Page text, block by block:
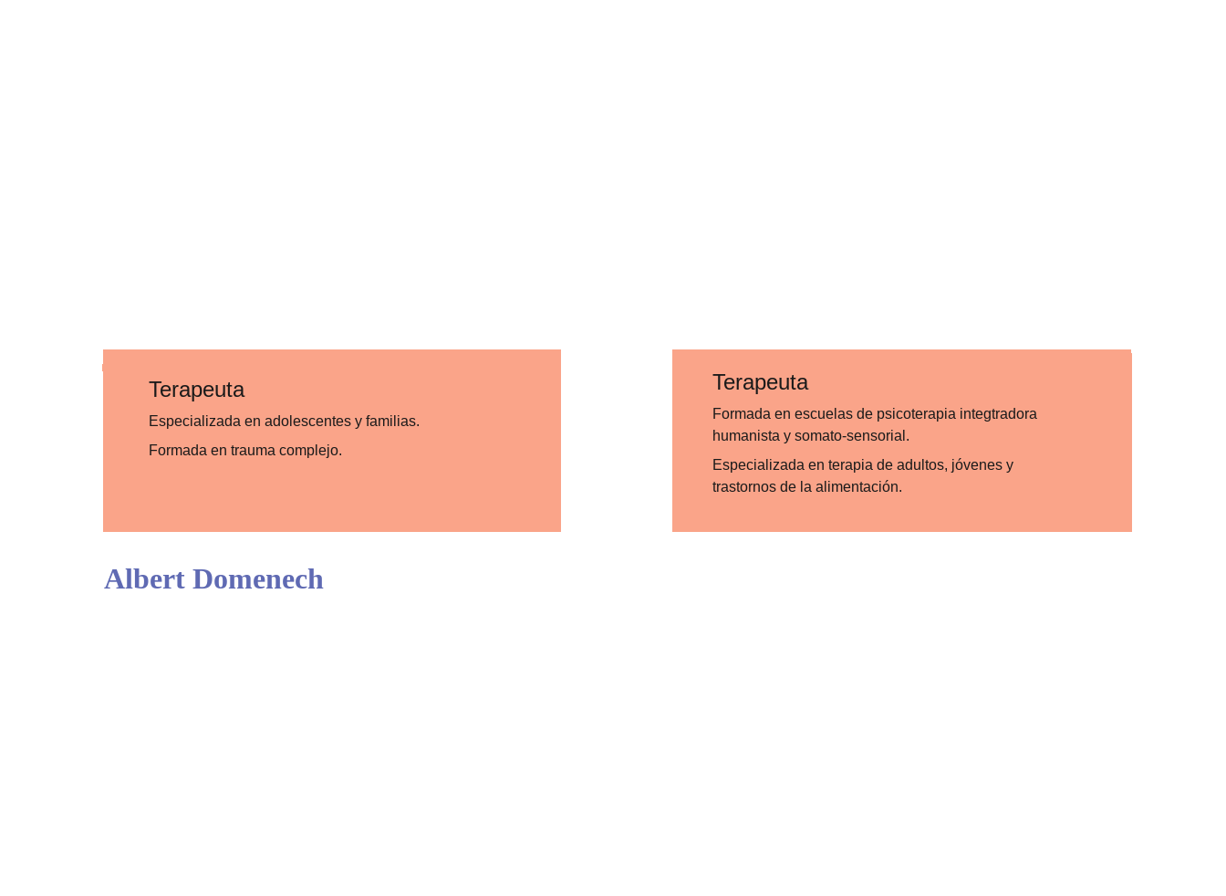
Albert Domenech
Terapeuta
Especializada en adolescentes y familias.
Formada en trauma complejo.
Terapeuta
Formada en escuelas de psicoterapia integtradora
humanista y somato-sensorial.
Especializada en terapia de adultos, jóvenes y
trastornos de la alimentación.